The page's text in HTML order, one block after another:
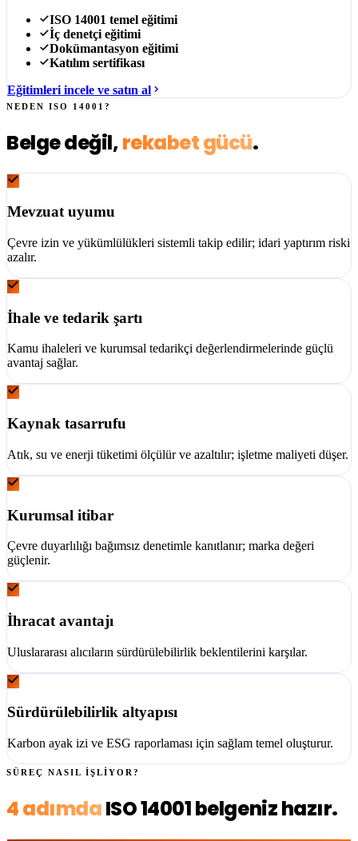
ISO 14001 temel eğitimi
İç denetçi eğitimi
Dokümantasyon eğitimi
Katılım sertifikası
Eğitimleri incele ve satın al
NEDEN ISO 14001 ?
Belge değil,rekabet gücü.
Mevzuat uyumu
Çevre izin ve yükümlülükleri sistemli takip edilir; idari yaptırım riski
azalır.
İhale ve tedarik şartı
Kamu ihaleleri ve kurumsal tedarikçi değerlendirmelerinde güçlü
avantaj sağlar.
Kaynak tasarrufu
Atık, su ve enerji tüketimi ölçülür ve azaltılır; işletme maliyeti düşer.
Kurumsal itibar
Çevre duyarlılığı bağımsız denetimle kanıtlanır; marka değeri
güçlenir.
İhracat avantajı
Uluslararası alıcıların sürdürülebilirlik beklentilerini karşılar.
Sürdürülebilirlik altyapısı
Karbon ayak izi ve ESG raporlaması için sağlam temel oluşturur.
SÜREÇ NASIL İŞLİYOR?
4 adımdaISO 14001belgeniz hazır.